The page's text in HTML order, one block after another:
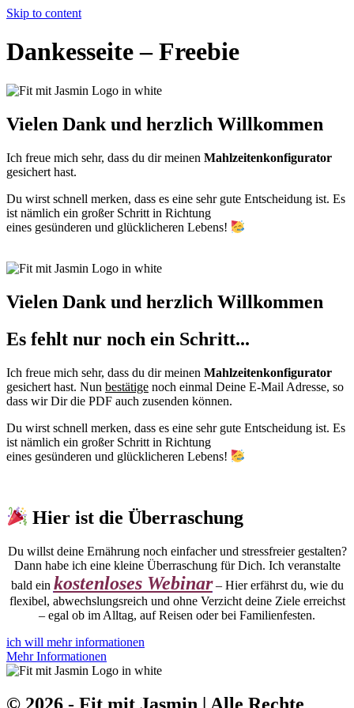
Skip to content
Dankesseite – Freebie
Vielen Dank und herzlich Willkommen
Ich freue mich sehr, dass du dir meinen Mahlzeitenkonfigurator
gesichert hast.
Du wirst schnell merken, dass es eine sehr gute Entscheidung ist. Es
ist nämlich ein großer Schritt in Richtung
eines gesünderen und glücklicheren Lebens!
Vielen Dank und herzlich Willkommen
Es fehlt nur noch ein Schritt...
Ich freue mich sehr, dass du dir meinen Mahlzeitenkonfigurator
gesichert hast. Nun bestätige noch einmal Deine E-Mail Adresse, so
dass wir Dir die PDF auch zusenden können.
Du wirst schnell merken, dass es eine sehr gute Entscheidung ist. Es
ist nämlich ein großer Schritt in Richtung
eines gesünderen und glücklicheren Lebens!
Hier ist die Überraschung
Du willst deine Ernährung noch einfacher und stressfreier gestalten?
Dann habe ich eine kleine Überraschung für Dich. Ich veranstalte
bald ein kostenloses Webinar – Hier erfährst du, wie du
flexibel, abwechslungsreich und ohne Verzicht deine Ziele erreichst
– egal ob im Alltag, auf Reisen oder bei Familienfesten.
ich will mehr informationen
Mehr Informationen
© 2026 - Fit mit Jasmin | Alle Rechte